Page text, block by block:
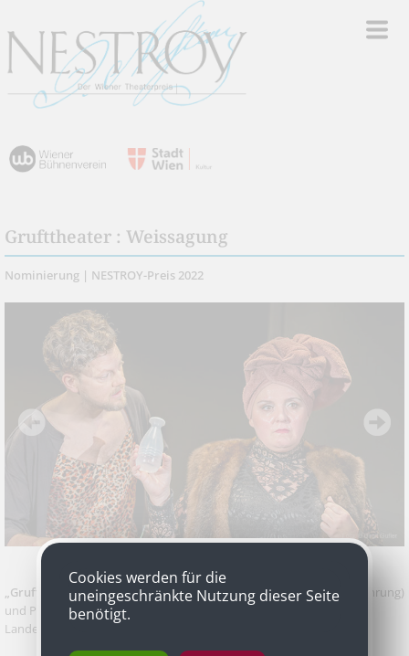
Grufttheater : Weissagung
Nominierung | NESTROY-Preis 2022
„Grufttheater : Weissagung”, Stücke von Otto Grünmandl (Uraufführung)
und Peter Handke, Inszenierung Joachim Gottfried Goller, Tiroler
Landestheater
Cookies werden für die
uneingeschränkte Nutzung dieser Seite
benötigt.